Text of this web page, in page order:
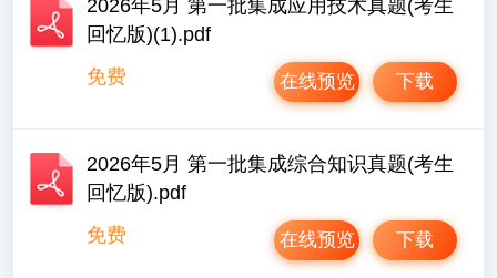
2026年5月 第一批集成应用技术真题(考生
回忆版)(1).pdf
免费
下载
在线预览
2026年5月 第一批集成综合知识真题(考生
回忆版).pdf
免费
下载
在线预览